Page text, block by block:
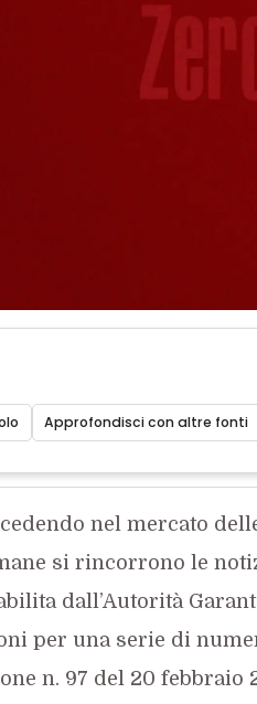
Approfondisci con altre fonti
nel mercato
si rincorrono le
dall’Autorità
per una serie di
n. 97 del 20 febbraio